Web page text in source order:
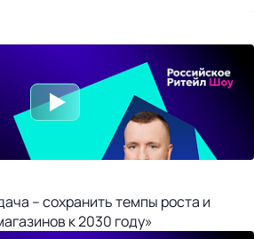
– сохранить темпы роста и
к 2030 году»